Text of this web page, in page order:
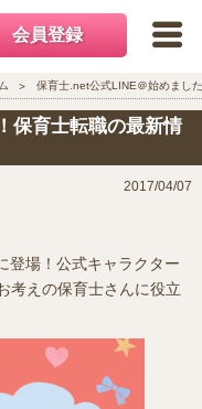
会員登録
保育士.net公式LINE＠始めまし
保育士転職の最新情
2017/04/07
登場！公式キャラクター
考えの保育士さんに役立